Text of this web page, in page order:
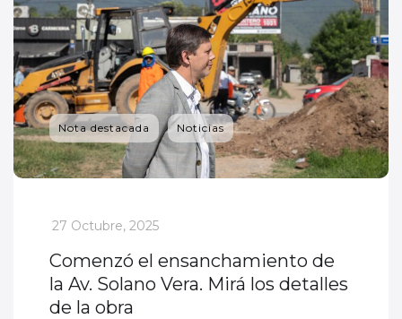
Nota destacada Noticias
_
27 Octubre, 2025
Comenzó el ensanchamiento de
la Av. Solano Vera. Mirá los detalles
de la obra